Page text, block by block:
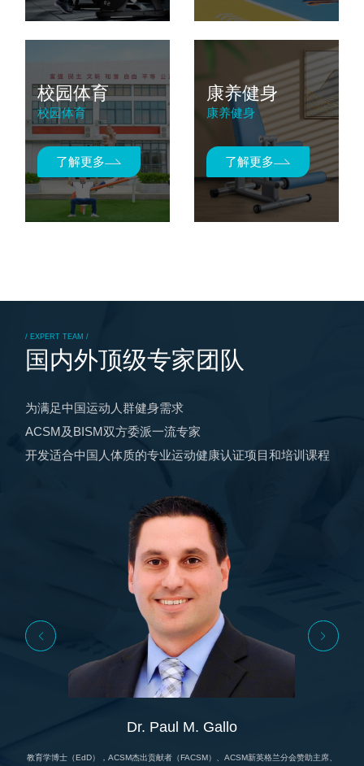
校园体育
校园体育
了解更多
康养健身
康养健身
了解更多
/ EXPERT TEAM /
国内外顶级专家团队
为满足中国运动人群健身需求
ACSM及BISM双方委派一流专家
开发适合中国人体质的专业运动健康认证项目和培训课程
Dr. Paul M. Gallo
教育学博士（EdD），ACSM杰出贡献者（FACSM）、ACSM新英格兰分会赞助主席、